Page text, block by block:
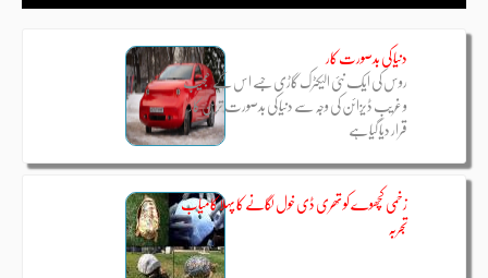
دنیا کی بدصورت کار
روس کی ایک نئی الیکٹرک گاڑی جسے اس کے عجیب
و غریب ڈیزائن کی وجہ سے دنیا کی بدصورت ترین کار
قرار دیا گیا ہے
زخمی کچھوے کو تھری ڈی خول لگانے کا پہلا کامیاب
تجربہ